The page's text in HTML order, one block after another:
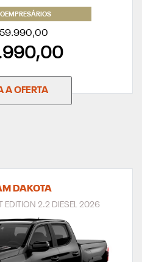
A OFERTA
DAKOTA
EDITION 2.2 DIESEL 2026